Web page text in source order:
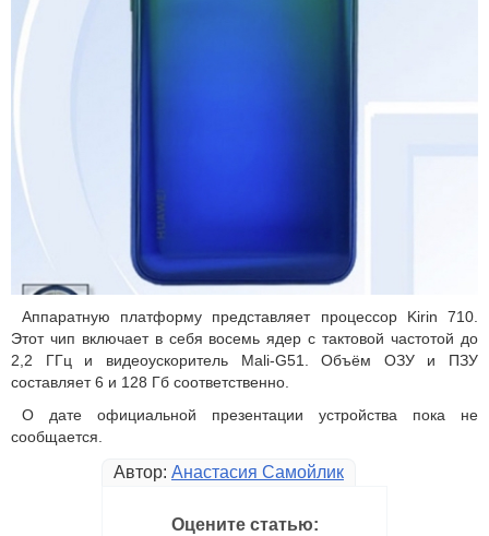
Аппаратную платформу представляет процессор Kirin 710.
Этот чип включает в себя восемь ядер с тактовой частотой до
2,2 ГГц и видеоускоритель Mali-G51. Объём ОЗУ и ПЗУ
составляет 6 и 128 Гб соответственно.
О дате официальной презентации устройства пока не
сообщается.
Автор: Анастасия Самойлик
Оцените статью: